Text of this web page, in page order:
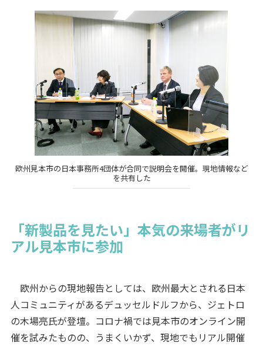
欧州見本市の日本事務所4団体が合同で説明会を開催。現地情報など
を共有した
「新製品を見たい」本気の来場者がリ
アル見本市に参加
欧州からの現地報告としては、欧州最大とされる日本
人コミュニティがあるデュッセルドルフから、ジェトロ
の木場亮氏が登壇。コロナ禍では見本市のオンライン開
催を試みたものの、うまくいかず、現地でもリアル開催